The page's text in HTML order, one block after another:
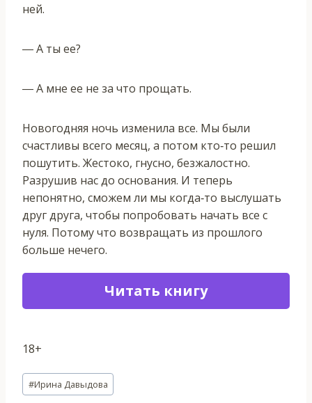
ней.
― А ты ее?
― А мне ее не за что прощать.
Новогодняя ночь изменила все. Мы были
счастливы всего месяц, а потом кто‐то решил
пошутить. Жестоко, гнусно, безжалостно.
Разрушив нас до основания. И теперь
непонятно, сможем ли мы когда‐то выслушать
друг друга, чтобы попробовать начать все с
нуля. Потому что возвращать из прошлого
больше нечего.
Читать книгу
18+
Метки
записи:
#Ирина Давыдова